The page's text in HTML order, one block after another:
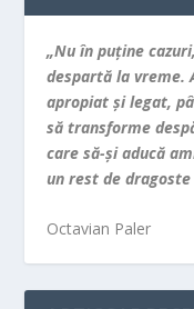
„Nu în puţine
despartă la vreme.
apropiat şi legat,
să transforme
care să-şi aducă
un rest de
Octavian Paler